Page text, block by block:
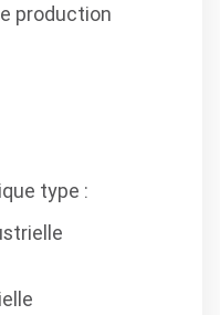
production
type :